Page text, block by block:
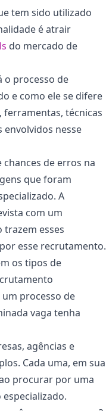
tem sido utilizado
é atrair
do mercado de
o processo de
e como ele se difere
ferramentas, técnicas
envolvidos nesse
de erros na
que foram
A
com um
esses
esse recrutamento.
os tipos de
processo de
vaga tenha
agências e
Cada uma, em sua
procurar por uma